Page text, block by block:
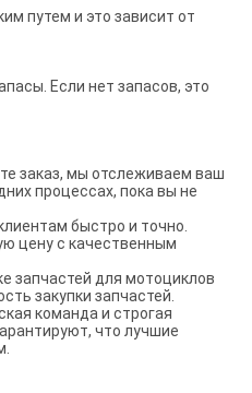
путем и это зависит от
Если нет запасов, это
заказ, мы отслеживаем ваш
процессах, пока вы не
быстро и точно.
цену с качественным
запчастей для мотоциклов
закупки запчастей.
команда и строгая
что лучшие